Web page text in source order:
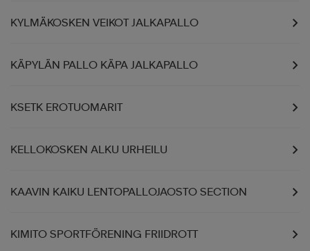
KYLMÄKOSKEN VEIKOT JALKAPALLO
KÄPYLÄN PALLO KÄPA JALKAPALLO
KSETK EROTUOMARIT
KELLOKOSKEN ALKU URHEILU
KAAVIN KAIKU LENTOPALLOJAOSTO SECTION
KIMITO SPORTFÖRENING FRIIDROTT